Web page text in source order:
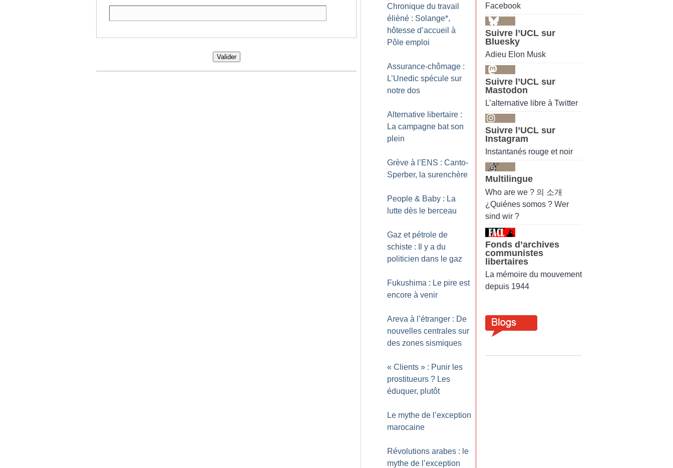
Valider
Chronique du travail
élièné : Solange*,
hôtesse d’accueil à
Pôle emploi
Assurance-chômage :
L’Unedic spécule sur
notre dos
Alternative libertaire :
La campagne bat son
plein
Grève à l’ENS : Canto-
Sperber, la surenchère
People & Baby : La
lutte dès le berceau
Gaz et pétrole de
schiste : Il y a du
politicien dans le gaz
Fukushima : Le pire est
encore à venir
Areva à l’étranger : De
nouvelles centrales sur
des zones sismiques
« Clients » : Punir les
prostitueurs ? Les
éduquer, plutôt
Le mythe de l’exception
marocaine
Révolutions arabes : le
mythe de l’exception
Facebook
Suivre l’UCL sur
Bluesky
Adieu Elon Musk
Suivre l’UCL sur
Mastodon
L’alternative libre à Twitter
Suivre l’UCL sur
Instagram
Instantanés rouge et noir
Multilingue
Who are we ? 의 소개
¿Quiénes somos ? Wer
sind wir ?
Fonds d’archives
communistes
libertaires
La mémoire du mouvement
depuis 1944